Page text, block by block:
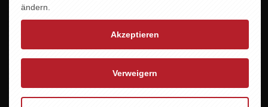
ändern.
Akzeptieren
Verweigern